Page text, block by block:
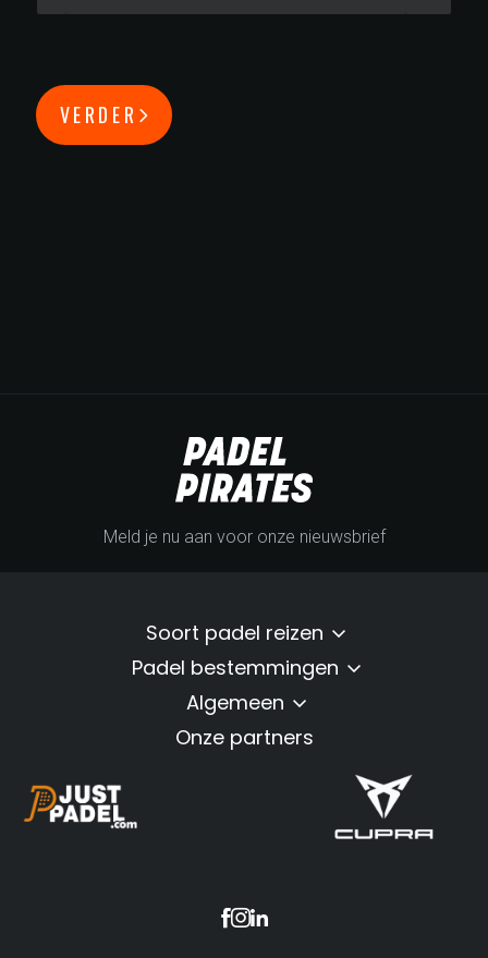
Meld je nu aan voor onze nieuwsbrief
Soort padel reizen
Padel bestemmingen
Algemeen
Onze partners